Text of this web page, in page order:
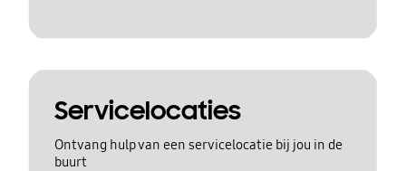
Servicelocaties
Ontvang hulp van een servicelocatie bij jou in de
buurt